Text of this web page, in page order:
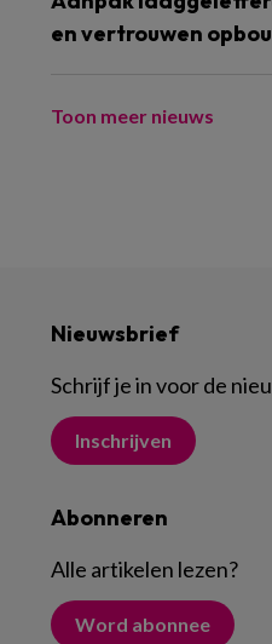
en vertrouwen
Toon meer nieuws
Nieuwsbrief
Schrijf je in voor de
Inschrijven
Abonneren
Alle artikelen lezen?
Word abonnee